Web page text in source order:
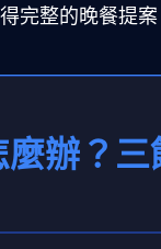
完整的晚餐提案
辦？三